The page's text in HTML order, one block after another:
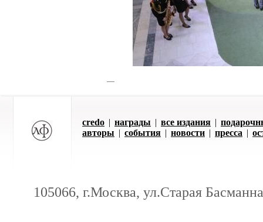
credo | награды | все издания |
авторы | события | новости | пресса |
105066, г.Москва, ул.Старая